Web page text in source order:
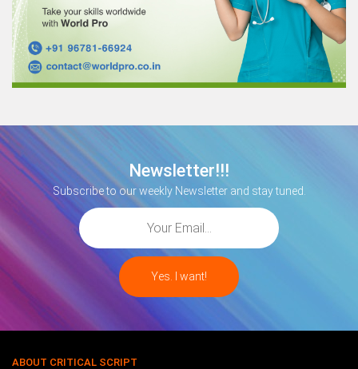
Newsletter!!!
Subscribe to our weekly Newsletter and stay tuned.
ABOUT CRITICAL SCRIPT